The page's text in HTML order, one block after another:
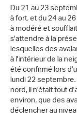
Du 21 au 23
à fort, et du 24 au
à modéré et
s'attendre à la
lesquelles des
à l'intérieur de la
été confirmé lors
lundi 22
nord, il n'était tout
environ, que des
déclencher au